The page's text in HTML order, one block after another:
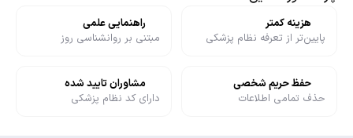
هزینه کمتر
پایین‌تر از تعرفه نظام پزشکی
راهنمایی علمی
مبتنی بر روانشناسی روز
حفظ حریم شخصی
حذف تمامی اطلاعات
مشاوران تایید شده
دارای کد نظام پزشکی